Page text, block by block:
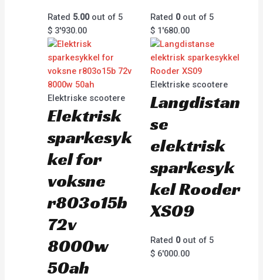
Rated 5.00out of 5
$3'930.00
Rated 0out of 5
$1'680.00
Elektriske scootere
Elektrisk
sparkesyk
kel for
voksne
r803o15b
72v
8000w
50ah
Elektriske scootere
Langdistan
se
elektrisk
sparkesyk
kel Rooder
XS09
Rated 0out of 5
$6'000.00